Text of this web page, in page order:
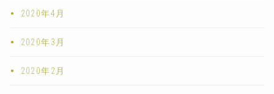
2020年4月
2020年3月
2020年2月